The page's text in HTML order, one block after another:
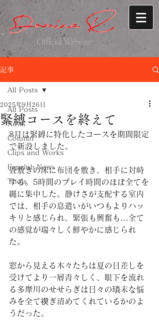
Official Website
記事
All Posts
News
Column
Clips and Works
Fanclub News
Tools
All Posts
緊縛コースを終えて
2025年9月26日
8月は緊縛に特化したコースを期間限定
で新設しました。
畳敷きの床に布団を敷き、相手に対峙
する。5時間のプレイ時間のほぼ全てを
縄に集中した。静けさが支配する室内
では、相手の息遣いがいつもよりハッ
キリと感じられ、緊張も興奮も…全て
の感覚が瑞々しく鮮やかに感じられ
た。
窓から見える木々たちは夏の日差しを
受けてより一層青々しく、眼下を流れ
る多摩川のせせらぎは日々の瑣末な悩
みを全て禊ぎ清めてくれているかのよ
うだった。